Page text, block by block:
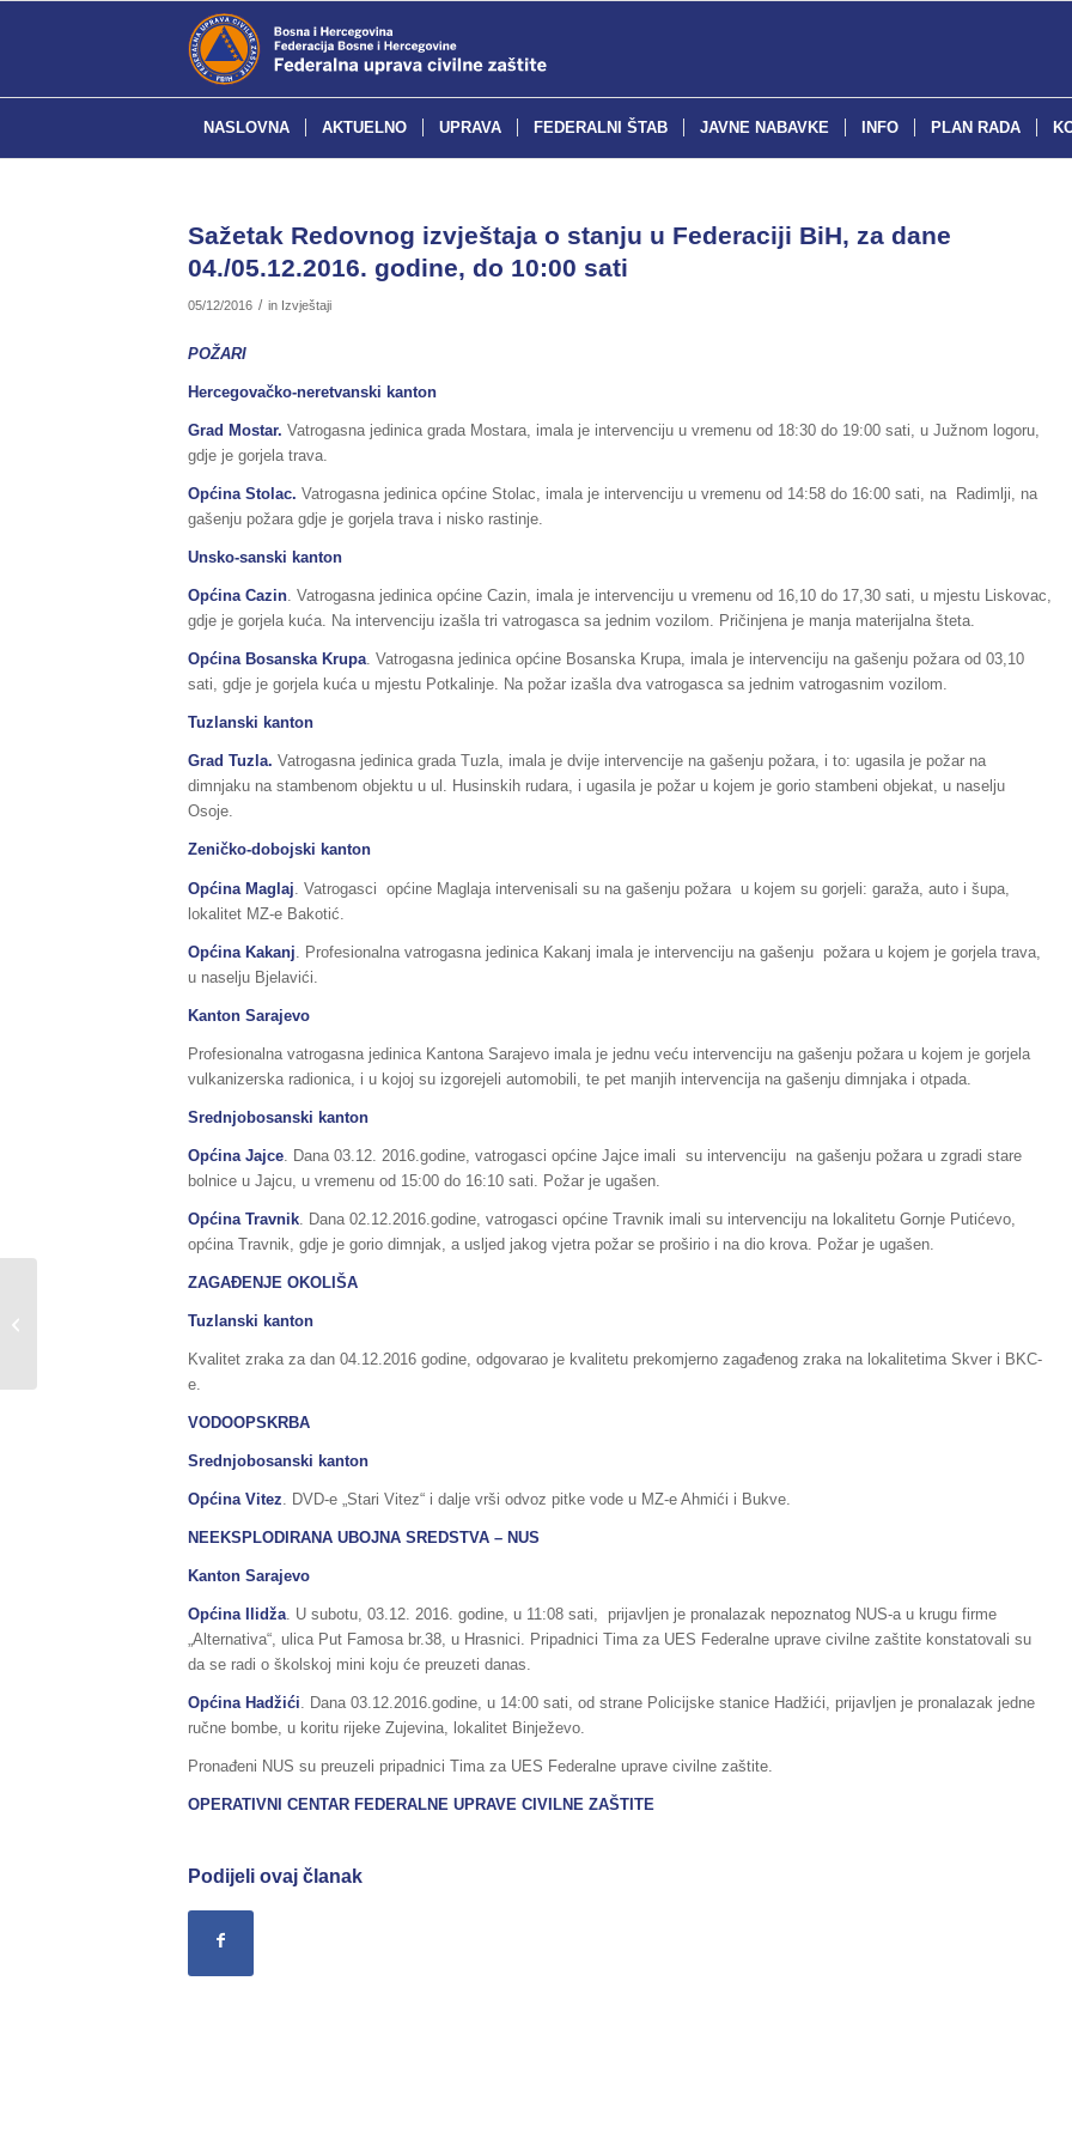
NASLOVNA AKTUELNO UPRAVA FEDERALNI ŠTAB JAVNE NABAVKE INFO PLAN RADA
Sažetak Redovnog izvještaja o stanju u Federaciji BiH, za dane
04./05.12.2016. godine, do 10:00 sati
05/12/2016 / in Izvještaji
POŽARI
Hercegovačko-neretvanski kanton
Grad Mostar. Vatrogasna jedinica grada Mostara, imala je intervenciju u vremenu od 18:30 do 19:00 sati, u Južnom logoru,
gdje je gorjela trava.
Općina Stolac. Vatrogasna jedinica općine Stolac, imala je intervenciju u vremenu od 14:58 do 16:00 sati, na Radimlji, na
gašenju požara gdje je gorjela trava i nisko rastinje.
Unsko-sanski kanton
Općina Cazin. Vatrogasna jedinica općine Cazin, imala je intervenciju u vremenu od 16,10 do 17,30 sati, u mjestu Liskovac,
gdje je gorjela kuća. Na intervenciju izašla tri vatrogasca sa jednim vozilom. Pričinjena je manja materijalna šteta.
Općina Bosanska Krupa. Vatrogasna jedinica općine Bosanska Krupa, imala je intervenciju na gašenju požara od 03,10
sati, gdje je gorjela kuća u mjestu Potkalinje. Na požar izašla dva vatrogasca sa jednim vatrogasnim vozilom.
Tuzlanski kanton
Grad Tuzla. Vatrogasna jedinica grada Tuzla, imala je dvije intervencije na gašenju požara, i to: ugasila je požar na
dimnjaku na stambenom objektu u ul. Husinskih rudara, i ugasila je požar u kojem je gorio stambeni objekat, u naselju
Osoje.
Zeničko-dobojski kanton
Općina Maglaj . Vatrogasci općine Maglaja intervenisali su na gašenju požara u kojem su gorjeli: garaža, auto i šupa,
lokalitet MZ-e Bakotić.
Općina Kakanj . Profesionalna vatrogasna jedinica Kakanj imala je intervenciju na gašenju požara u kojem je gorjela trava,
u naselju Bjelavići.
Kanton Sarajevo
Profesionalna vatrogasna jedinica Kantona Sarajevo imala je jednu veću intervenciju na gašenju požara u kojem je gorjela
vulkanizerska radionica, i u kojoj su izgorejeli automobili, te pet manjih intervencija na gašenju dimnjaka i otpada.
Srednjobosanski kanton
Općina Jajce . Dana 03.12. 2016.godine, vatrogasci općine Jajce imali su intervenciju na gašenju požara u zgradi stare
bolnice u Jajcu, u vremenu od 15:00 do 16:10 sati. Požar je ugašen.
Općina Travnik . Dana 02.12.2016.godine, vatrogasci općine Travnik imali su intervenciju na lokalitetu Gornje Putićevo,
općina Travnik, gdje je gorio dimnjak, a usljed jakog vjetra požar se proširio i na dio krova. Požar je ugašen.
ZAGAĐENJE OKOLIŠA
Tuzlanski kanton
Kvalitet zraka za dan 04.12.2016 godine, odgovarao je kvalitetu prekomjerno zagađenog zraka na lokalitetima Skver i BKC-
e.
VODOOPSKRBA
Srednjobosanski kanton
Općina Vitez. DVD-e „Stari Vitez“ i dalje vrši odvoz pitke vode u MZ-e Ahmići i Bukve.
NEEKSPLODIRANA UBOJNA SREDSTVA – NUS
Kanton Sarajevo
Općina Ilidža. U subotu, 03.12. 2016. godine, u 11:08 sati, prijavljen je pronalazak nepoznatog NUS-a u krugu firme
„Alternativa“, ulica Put Famosa br.38, u Hrasnici. Pripadnici Tima za UES Federalne uprave civilne zaštite konstatovali su
da se radi o školskoj mini koju će preuzeti danas.
Općina Hadžići. Dana 03.12.2016.godine, u 14:00 sati, od strane Policijske stanice Hadžići, prijavljen je pronalazak jedne
ručne bombe, u koritu rijeke Zujevina, lokalitet Binježevo.
Pronađeni NUS su preuzeli pripadnici Tima za UES Federalne uprave civilne zaštite.
OPERATIVNI CENTAR FEDERALNE UPRAVE CIVILNE ZAŠTITE
Podijeli ovaj članak
u Federaciji BiH, za dane